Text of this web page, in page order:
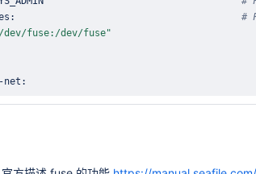
devices:
#
dev/fuse:/dev/fuse"
net: